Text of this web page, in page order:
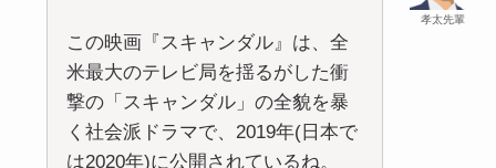
孝太先輩
この映画『スキャンダル』は、全
米最大のテレビ局を揺るがした衝
撃の「スキャンダル」の全貌を暴
く社会派ドラマで、2019年(日本で
は2020年)に公開されているね。